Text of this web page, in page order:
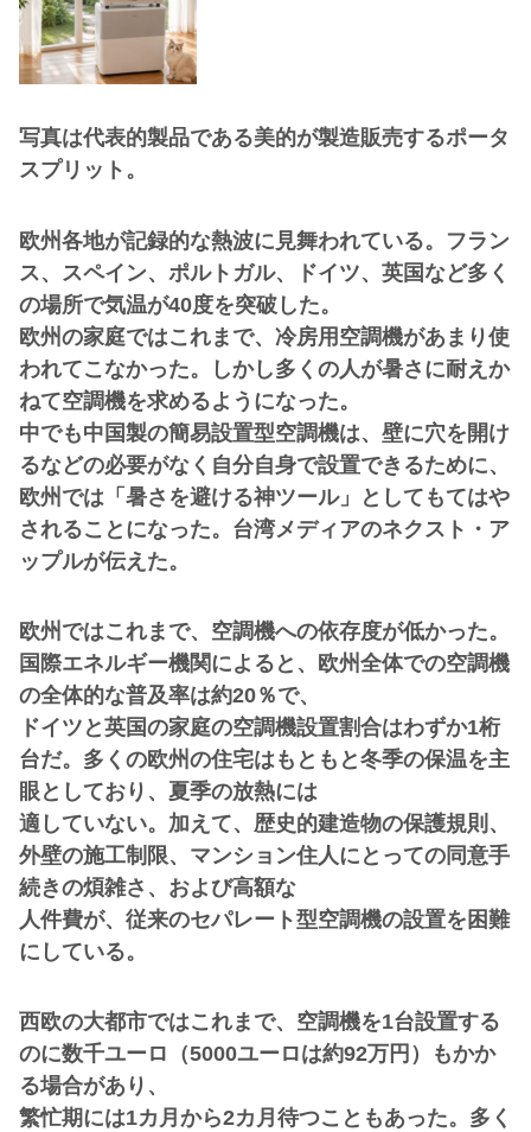
写真は代表的製品である美的が製造販売するポータ
スプリット。
欧州各地が記録的な熱波に見舞われている。フラン
ス、スペイン、ポルトガル、ドイツ、英国など多く
の場所で気温が40度を突破した。
欧州の家庭ではこれまで、冷房用空調機があまり使
われてこなかった。しかし多くの人が暑さに耐えか
ねて空調機を求めるようになった。
中でも中国製の簡易設置型空調機は、壁に穴を開け
るなどの必要がなく自分自身で設置できるために、
欧州では「暑さを避ける神ツール」としてもてはや
されることになった。台湾メディアのネクスト・ア
ップルが伝えた。
欧州ではこれまで、空調機への依存度が低かった。
国際エネルギー機関によると、欧州全体での空調機
の全体的な普及率は約20％で、
ドイツと英国の家庭の空調機設置割合はわずか1桁
台だ。多くの欧州の住宅はもともと冬季の保温を主
眼としており、夏季の放熱には
適していない。加えて、歴史的建造物の保護規則、
外壁の施工制限、マンション住人にとっての同意手
続きの煩雑さ、および高額な
人件費が、従来のセパレート型空調機の設置を困難
にしている。
西欧の大都市ではこれまで、空調機を1台設置する
のに数千ユーロ（5000ユーロは約92万円）もかか
る場合があり、
繁忙期には1カ月から2カ月待つこともあった。多く